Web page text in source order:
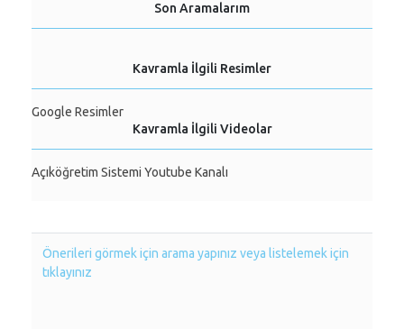
Son Aramalarım
Kavramla İlgili Resimler
Google Resimler
Kavramla İlgili Videolar
Açıköğretim Sistemi Youtube Kanalı
Önerileri görmek için arama yapınız veya listelemek için
tıklayınız